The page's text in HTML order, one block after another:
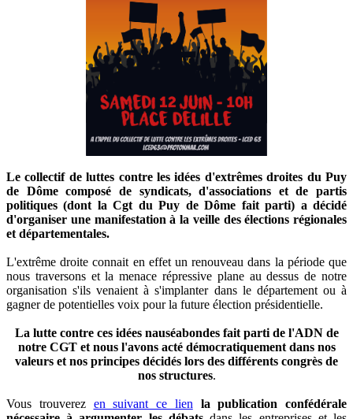
Le collectif de luttes contre les idées d'extrêmes droites du Puy
de Dôme composé de syndicats, d'associations et de partis
politiques (dont la Cgt du Puy de Dôme fait parti) a décidé
d'organiser une manifestation à la veille des élections régionales
et départementales.
L'extrême droite connait en effet un renouveau dans la période que
nous traversons et la menace répressive plane au dessus de notre
organisation s'ils venaient à s'implanter dans le département ou à
gagner de potentielles voix pour la future élection présidentielle.
La lutte contre ces idées nauséabondes fait parti de l'ADN de
notre CGT et nous l'avons acté démocratiquement dans nos
valeurs et nos principes décidés lors des différents congrès de
nos structures.
Vous trouverez en suivant ce lienla publication confédérale